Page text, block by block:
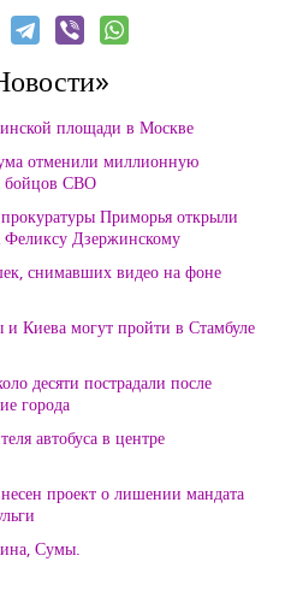
площади в Москве
отменили миллионную
бойцов СВО
Приморья открыли
Дзержинскому
снимавших видео на фоне
Киева могут пройти в Стамбуле
десяти пострадали после
города
автобуса в центре
проект о лишении мандата
Сумы.